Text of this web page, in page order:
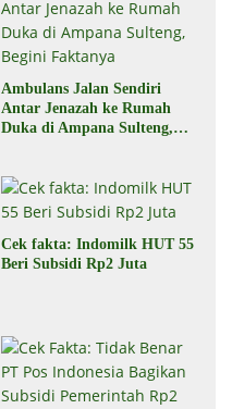
Ambulans Jalan Sendiri
Antar Jenazah ke Rumah
Duka di Ampana Sulteng,
Cek fakta: Indomilk HUT 55
Beri Subsidi Rp2 Juta